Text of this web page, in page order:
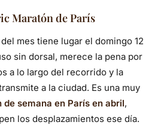
Maratón de París
mes tiene lugar el domingo 12
sin dorsal, merece la pena por
a lo largo del recorrido y la
a la ciudad. Es una muy
de semana en París en abril,
los desplazamientos ese día.